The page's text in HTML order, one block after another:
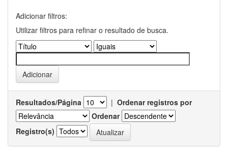
Adicionar filtros:
Utilizar filtros para refinar o resultado de busca.
Resultados/Página | Ordenar registros por
Ordenar
Registro(s)